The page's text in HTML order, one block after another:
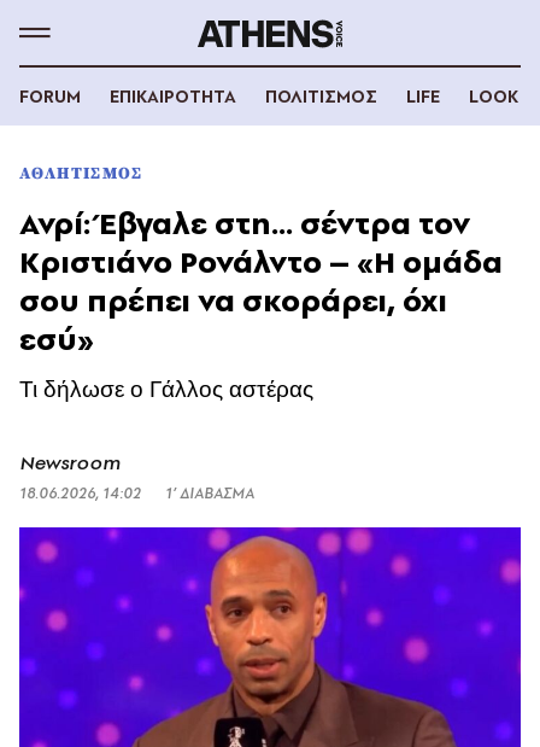
FORUM ΕΠΙΚΑΙΡΟΤΗΤΑ ΠΟΛΙΤΙΣΜΟΣ LIFE LOOK
ΑΘΛΗΤΙΣΜΟΣ
Ανρί: Έβγαλε στη... σέντρα τον
Κριστιάνο Ρονάλντο – «Η ομάδα
σου πρέπει να σκοράρει, όχι
εσύ»
Τι δήλωσε ο Γάλλος αστέρας
Newsroom
18.06.2026, 14:02 1’ ΔΙΑΒΑΣΜΑ